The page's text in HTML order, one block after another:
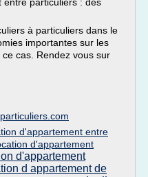
à particuliers dans le
importantes sur les
cas. Rendez vous sur
d'appartement entre
d'appartement
d'appartement
d appartement de